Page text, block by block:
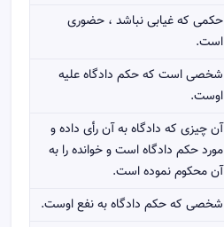
حکمی که غیابی نباشد ، حضوری
است.
شخصی است که حکم دادگاه علیه
اوست.
آن چیزی که دادگاه به آن رأی داده و
مورد حکم دادگاه است و خوانده را به
آن محکوم نموده است.
شخصی که حکم دادگاه به نفع اوست.